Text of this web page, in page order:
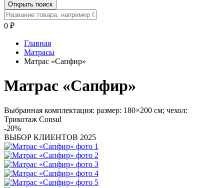
Открыть поиск
0 ₽
Главная
Матрасы
Матрас «Сапфир»
Матрас «Сапфир»
Выбранная комплектация: размер: 180×200 см; чехол:
Трикотаж Consul
-20%
ВЫБОР КЛИЕНТОВ 2025